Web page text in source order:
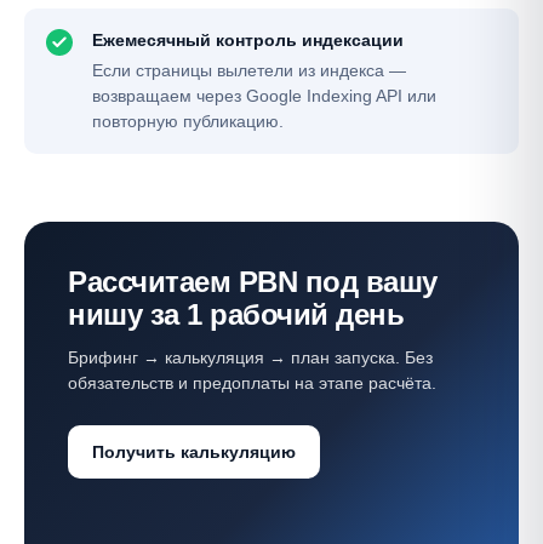
Ежемесячный контроль индексации
Если страницы вылетели из индекса —
возвращаем через Google Indexing API или
повторную публикацию.
Рассчитаем PBN под вашу
нишу за 1 рабочий день
Брифинг → калькуляция → план запуска. Без
обязательств и предоплаты на этапе расчёта.
Получить калькуляцию